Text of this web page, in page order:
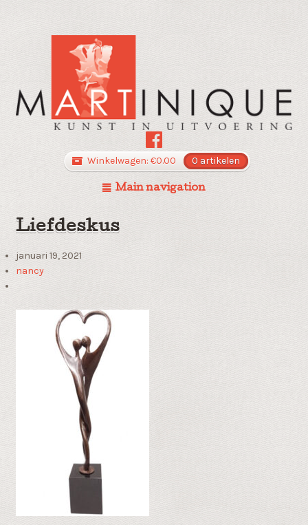
Winkelwagen: €0.00 0 artikelen
Main navigation
Liefdeskus
januari 19, 2021
nancy